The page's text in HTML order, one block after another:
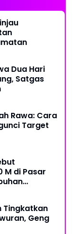
Dua Hari
Satgas
Rawa: Cara
Target
M di Pasar
Tingkatkan
Geng